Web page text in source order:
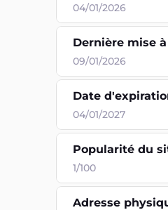
04/01/2026
Dernière mise
09/01/2026
Date
04/01/2027
Popularité du
1/100
Adresse